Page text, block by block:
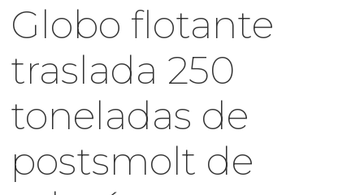
Globo flotante
traslada 250
toneladas de
postsmolt de